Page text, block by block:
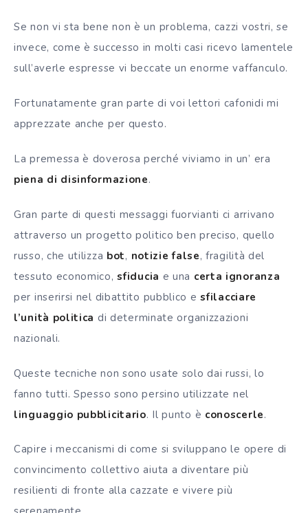
Se non vi sta bene non è un problema, cazzi vostri, se
invece, come è successo in molti casi ricevo lamentele
sull’averle espresse vi beccate un enorme vaffanculo.
Fortunatamente gran parte di voi lettori cafonidi mi
apprezzate anche per questo.
La premessa è doverosa perché viviamo in un’ era
piena di disinformazione.
Gran parte di questi messaggi fuorvianti ci arrivano
attraverso un progetto politico ben preciso, quello
russo, che utilizza bot, notizie false, fragilità del
tessuto economico,sfiducia e una certa ignoranza
per inserirsi nel dibattito pubblico esfilacciare
l’unità politica di determinate organizzazioni
nazionali.
Queste tecniche non sono usate solo dai russi, lo
fanno tutti. Spesso sono persino utilizzate nel
linguaggio pubblicitario. Il punto è conoscerle.
Capire i meccanismi di come si sviluppano le opere di
convincimento collettivo aiuta a diventare più
resilienti di fronte alla cazzate e vivere più